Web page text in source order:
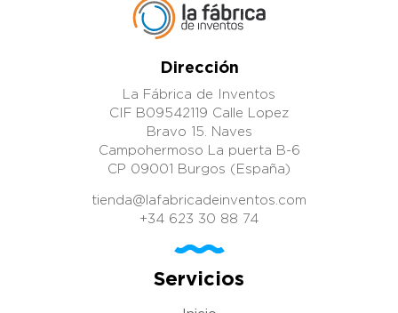
Dirección
La Fábrica de Inventos
CIF B09542119 Calle Lopez
Bravo 15. Naves
Campohermoso La puerta B-6
CP 09001 Burgos (España)
tienda@lafabricadeinventos.com
+34 623 30 88 74
Servicios